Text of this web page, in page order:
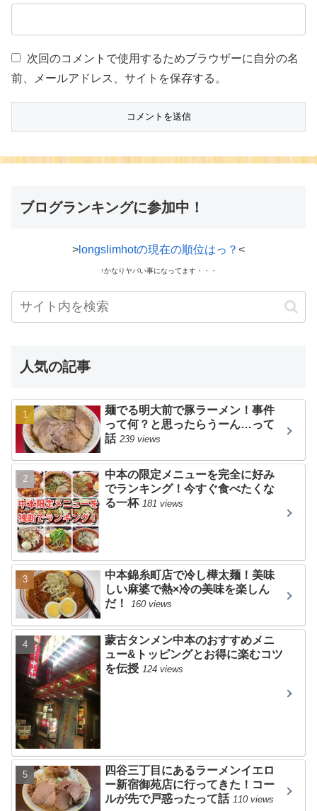
次回のコメントで使用するためブラウザーに自分の名
前、メールアドレス、サイトを保存する。
ブログランキングに参加中！
> longslimhotの現在の順位はっ？ <
↑かなりヤバい事になってます・・・
人気の記事
麺でる明大前で豚ラーメン！事件
って何？と思ったらうーん…って
話 239 views
中本の限定メニューを完全に好み
でランキング！今すぐ食べたくな
る一杯 181 views
中本錦糸町店で冷し樺太麺！美味
しい麻婆で熱×冷の美味を楽しん
だ！
160 views
蒙古タンメン中本のおすすめメニ
ュー&トッピングとお得に楽むコツ
を伝授 124 views
四谷三丁目にあるラーメンイエロ
ー新宿御苑店に行ってきた！コー
ルが先で戸惑ったって話 110 views